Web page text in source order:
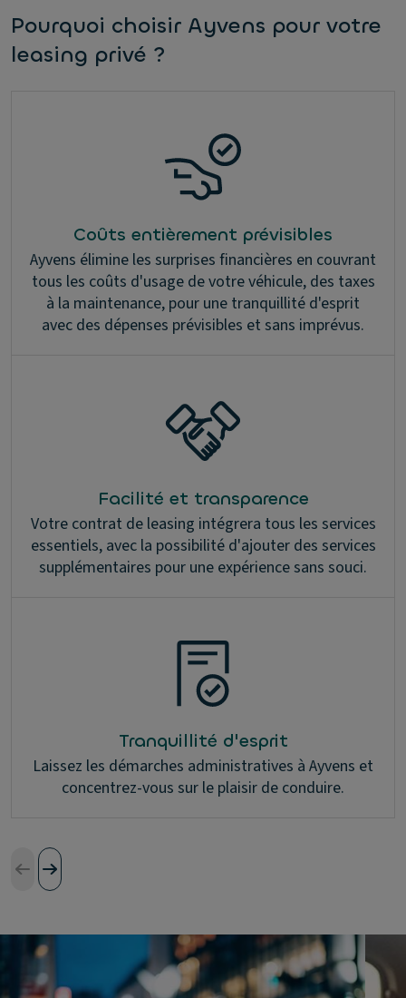
Pourquoi choisir Ayvens pour votre
leasing privé ?
Coûts entièrement prévisibles
Ayvens élimine les surprises financières en couvrant
tous les coûts d'usage de votre véhicule, des taxes
à la maintenance, pour une tranquillité d'esprit
avec des dépenses prévisibles et sans imprévus.
Facilité et transparence
Votre contrat de leasing intégrera tous les services
essentiels, avec la possibilité d'ajouter des services
supplémentaires pour une expérience sans souci.
Tranquillité d'esprit
Laissez les démarches administratives à Ayvens et
concentrez-vous sur le plaisir de conduire.